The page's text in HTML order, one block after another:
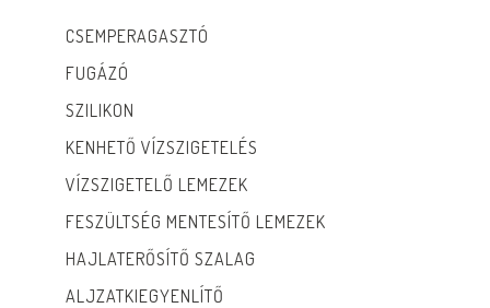
CSEMPERAGASZTÓ
FUGÁZÓ
SZILIKON
KENHETŐ VÍZSZIGETELÉS
VÍZSZIGETELŐ LEMEZEK
FESZÜLTSÉG MENTESÍTŐ LEMEZEK
HAJLATERŐSÍTŐ SZALAG
ALJZATKIEGYENLÍTŐ